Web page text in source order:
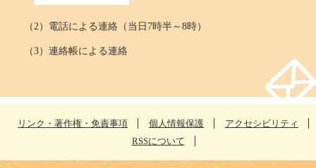
（2）電話による連絡（当日7時半～8時）
（3）連絡帳による連絡
リンク・著作権・免責事項 個人情報保護
アクセシビリティ
RSSについて